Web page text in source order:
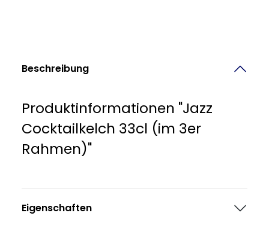
Beschreibung
Produktinformationen "Jazz
Cocktailkelch 33cl (im 3er
Rahmen)"
Eigenschaften